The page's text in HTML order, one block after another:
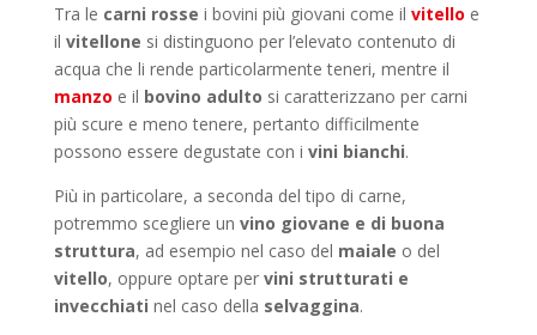
Tra le carni rosse i bovini più giovani come il vitello e
il vitellone si distinguono per l’elevato contenuto di
acqua che li rende particolarmente teneri, mentre il
manzo e il bovino adulto si caratterizzano per carni
più scure e meno tenere, pertanto difficilmente
possono essere degustate con i vini bianchi.
Più in particolare, a seconda del tipo di carne,
potremmo scegliere un vino giovane e di buona
struttura, ad esempio nel caso del maiale o del
vitello, oppure optare per vini strutturati e
invecchiati nel caso della selvaggina.